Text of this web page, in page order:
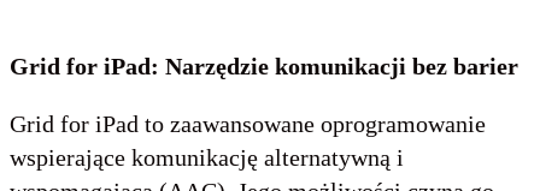
Grid for iPad: Narzędzie komunikacji bez barier
Grid for iPad to zaawansowane oprogramowanie
wspierające komunikację alternatywną i